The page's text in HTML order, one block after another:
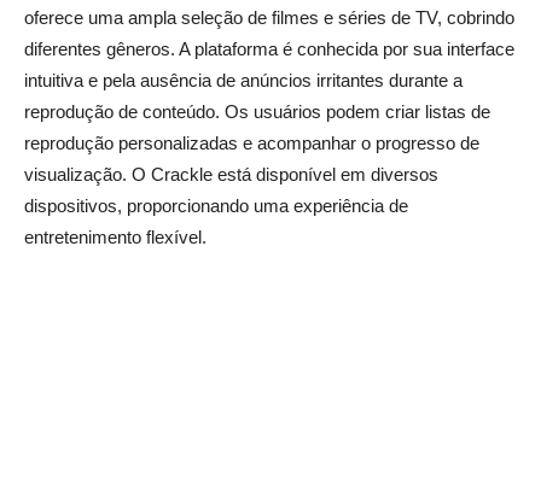
oferece uma ampla seleção de filmes e séries de TV, cobrindo
diferentes gêneros. A plataforma é conhecida por sua interface
intuitiva e pela ausência de anúncios irritantes durante a
reprodução de conteúdo. Os usuários podem criar listas de
reprodução personalizadas e acompanhar o progresso de
visualização. O Crackle está disponível em diversos
dispositivos, proporcionando uma experiência de
entretenimento flexível.